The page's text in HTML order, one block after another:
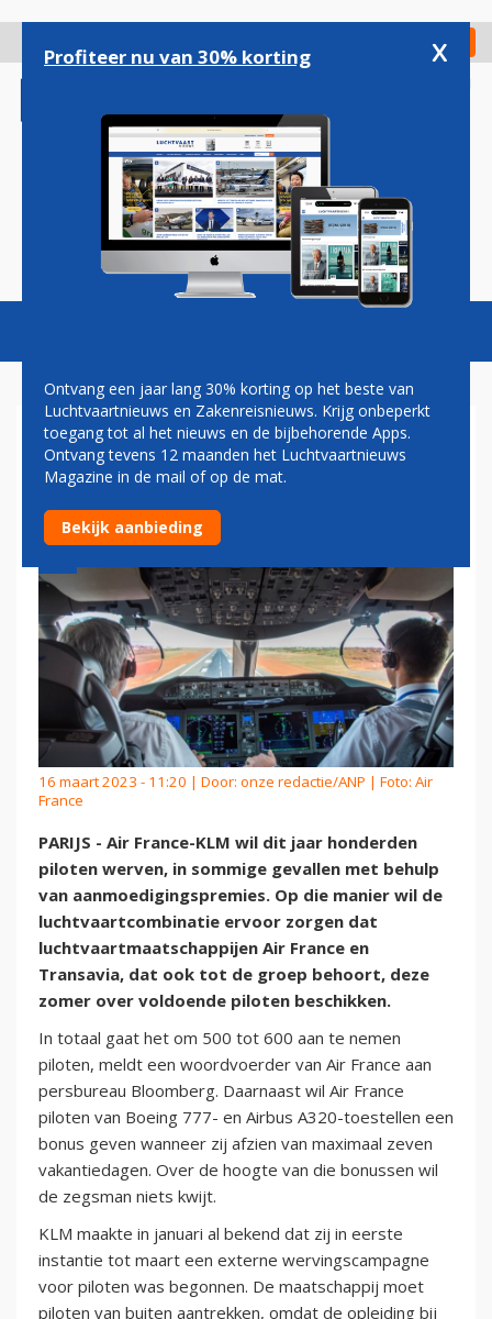
gaan
Check in
Magazine Podcasts Vacatures
AIR FRANCE-KLM WERFT 500
TOT 600 NIEUWE PILOTEN
16 maart 2023 - 11:20 | Door: onze redactie/ANP | Foto: Air
France
PARIJS - Air France-KLM wil dit jaar honderden
piloten werven, in sommige gevallen met behulp
van aanmoedigingspremies. Op die manier wil de
luchtvaartcombinatie ervoor zorgen dat
luchtvaartmaatschappijen Air France en
Transavia, dat ook tot de groep behoort, deze
zomer over voldoende piloten beschikken.
In totaal gaat het om 500 tot 600 aan te nemen
piloten, meldt een woordvoerder van Air France aan
persbureau Bloomberg. Daarnaast wil Air France
piloten van Boeing 777- en Airbus A320-toestellen een
bonus geven wanneer zij afzien van maximaal zeven
vakantiedagen. Over de hoogte van die bonussen wil
de zegsman niets kwijt.
KLM maakte in januari al bekend dat zij in eerste
instantie tot maart een externe wervingscampagne
voor piloten was begonnen. De maatschappij moet
piloten van buiten aantrekken, omdat de opleiding bij
Profiteer nu van 30% korting x
Ontvang een jaar lang 30% korting op het beste van
Luchtvaartnieuws en Zakenreisnieuws. Krijg onbeperkt
toegang tot al het nieuws en de bijbehorende Apps.
Ontvang tevens 12 maanden het Luchtvaartnieuws
Magazine in de mail of op de mat.
Bekijk aanbieding